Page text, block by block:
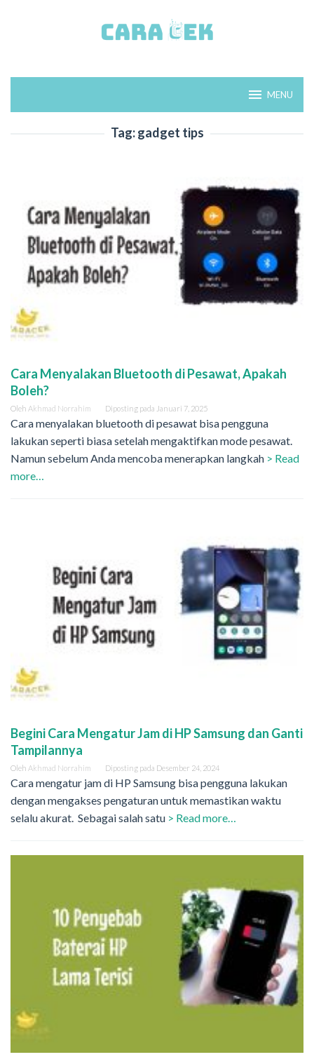
MENU
Tag:gadget tips
Cara Menyalakan Bluetooth di Pesawat, Apakah
Boleh?
Oleh Akhmad Norrahim Diposting pada Januari 7, 2025
Cara menyalakan bluetooth di pesawat bisa pengguna
lakukan seperti biasa setelah mengaktifkan mode pesawat.
Namun sebelum Anda mencoba menerapkan langkah > Read
more…
Begini Cara Mengatur Jam di HP Samsung dan Ganti
Tampilannya
Oleh Akhmad Norrahim Diposting pada Desember 24, 2024
Cara mengatur jam di HP Samsung bisa pengguna lakukan
dengan mengakses pengaturan untuk memastikan waktu
selalu akurat. Sebagai salah satu > Read more…